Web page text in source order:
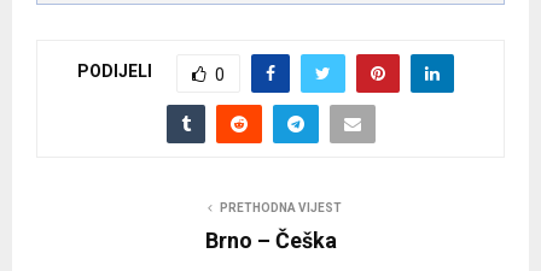
PODIJELI 0
PRETHODNA VIJEST
Brno – Češka